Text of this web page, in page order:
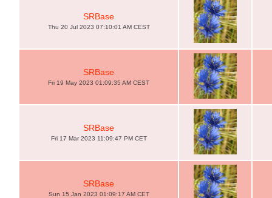
SRBase
Thu 20 Jul 2023 07:10:01 AM CEST
SRBase
Fri 19 May 2023 01:09:35 AM CEST
SRBase
Fri 17 Mar 2023 11:09:47 PM CET
SRBase
Sun 15 Jan 2023 01:09:17 AM CET